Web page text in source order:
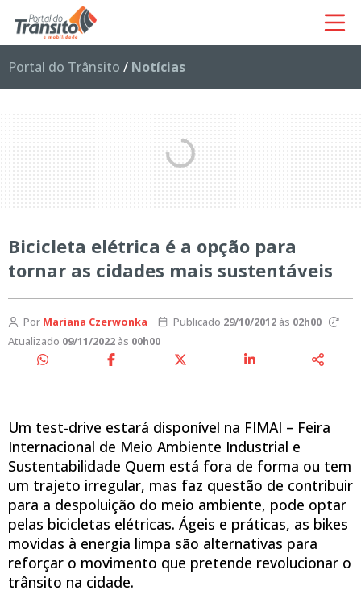
Portal do Trânsito / Notícias
Bicicleta elétrica é a opção para
tornar as cidades mais sustentáveis
Por Mariana Czerwonka Publicado 29/10/2012às 02h00
Atualizado 09/11/2022 às 00h00
Um test-drive estará disponível na FIMAI – Feira
Internacional de Meio Ambiente Industrial e
Sustentabilidade Quem está fora de forma ou tem
um trajeto irregular, mas faz questão de contribuir
para a despoluição do meio ambiente, pode optar
pelas bicicletas elétricas. Ágeis e práticas, as bikes
movidas à energia limpa são alternativas para
reforçar o movimento que pretende revolucionar o
trânsito na cidade.